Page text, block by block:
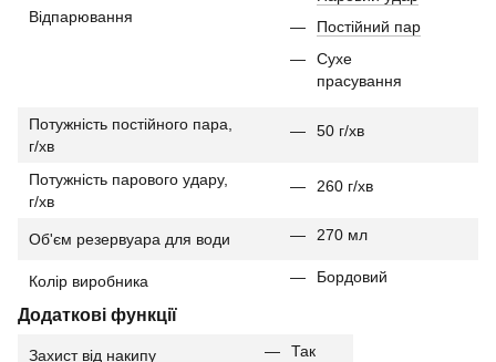
Відпарювання
Постійний пар
Сухе
прасування
Потужність постійного пара,
г/хв
50 г/хв
Потужність парового удару,
г/хв
260 г/хв
Об'єм резервуара для води 270 мл
Колір виробника Бордовий
Додаткові функції
Захист від накипу Так